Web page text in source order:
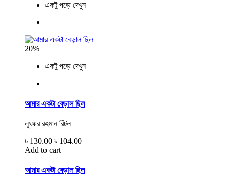
একটু পড়ে দেখুন
20%
একটু পড়ে দেখুন
আমার একটা বেড়াল ছিল
লুৎফর রহমান রিটন
৳ 130.00 ৳ 104.00
Add to cart
আমার একটা বেড়াল ছিল